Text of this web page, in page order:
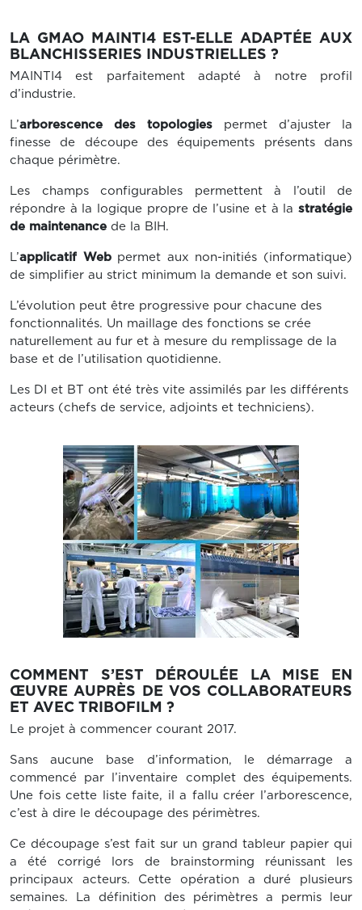
LA GMAO MAINTI4 EST-ELLE ADAPTÉE AUX
BLANCHISSERIES INDUSTRIELLES ?
MAINTI4 est parfaitement adapté à notre profil
d’industrie.
L’arborescence des topologies permet d’ajuster la
finesse de découpe des équipements présents dans
chaque périmètre.
Les champs configurables permettent à l’outil de
répondre à la logique propre de l’usine et à la stratégie
de maintenance de la BIH.
L’applicatif Webpermet aux non-initiés (informatique)
de simplifier au strict minimum la demande et son suivi.
L’évolution peut être progressive pour chacune des
fonctionnalités. Un maillage des fonctions se crée
naturellement au fur et à mesure du remplissage de la
base et de l’utilisation quotidienne.
Les DI et BT ont été très vite assimilés par les différents
acteurs (chefs de service, adjoints et techniciens).
COMMENT S’EST DÉROULÉE LA MISE EN
ŒUVRE AUPRÈS DE VOS COLLABORATEURS
ET AVEC TRIBOFILM ?
Le projet à commencer courant 2017.
Sans aucune base d’information, le démarrage a
commencé par l’inventaire complet des équipements.
Une fois cette liste faite, il a fallu créer l’arborescence,
c’est à dire le découpage des périmètres.
Ce découpage s’est fait sur un grand tableur papier qui
a été corrigé lors de brainstorming réunissant les
principaux acteurs. Cette opération a duré plusieurs
semaines. La définition des périmètres a permis leur